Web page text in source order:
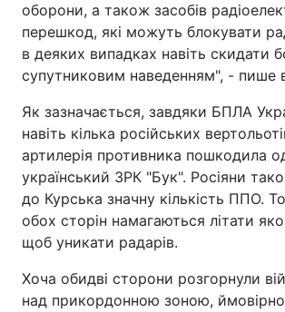
оборони, а також засобів
перешкод, які можуть блокувати
в деяких випадках навіть скидати
супутниковим наведенням", - пише
Як зазначається, завдяки БПЛА
навіть кілька російських
артилерія противника пошкодила
український ЗРК "Бук". Росіяни
до Курська значну кількість ППО.
обох сторін намагаються літати
щоб уникати радарів.
Хоча обидві сторони розгорнули
над прикордонною зоною,